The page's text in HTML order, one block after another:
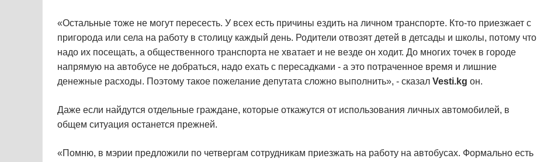
«Остальные тоже не могут пересесть. У всех есть причины ездить на личном транспорте. Кто-то приезжает с
пригорода или села на работу в столицу каждый день. Родители отвозят детей в детсады и школы, потому что
надо их посещать, а общественного транспорта не хватает и не везде он ходит. До многих точек в городе
напрямую на автобусе не добраться, надо ехать с пересадками - а это потраченное время и лишние
денежные расходы. Поэтому такое пожелание депутата сложно выполнить», - сказал Vesti.kg он.
Даже если найдутся отдельные граждане, которые откажутся от использования личных автомобилей, в
общем ситуация останется прежней.
«Помню, в мэрии предложили по четвергам сотрудникам приезжать на работу на автобусах. Формально есть